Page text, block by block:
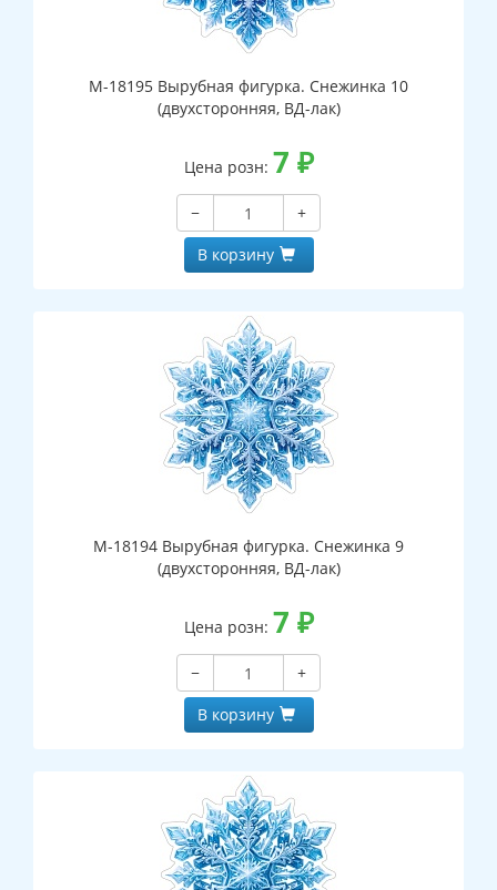
М-18195 Вырубная фигурка. Снежинка 10
(двухсторонняя, ВД-лак)
Цена розн: 7 ₽
−
+
В корзину
М-18194 Вырубная фигурка. Снежинка 9
(двухсторонняя, ВД-лак)
Цена розн: 7 ₽
−
+
В корзину